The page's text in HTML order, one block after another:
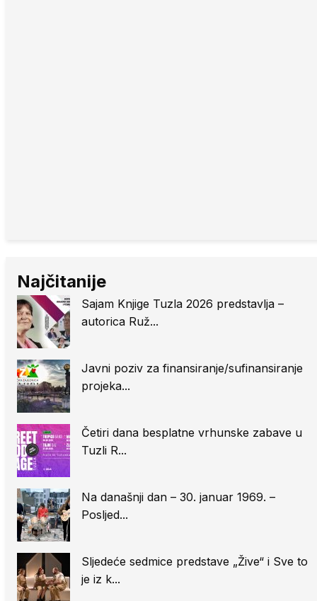
Najčitanije
Sajam Knjige Tuzla 2026 predstavlja –
autorica Ruž...
Javni poziv za finansiranje/sufinansiranje
projeka...
Četiri dana besplatne vrhunske zabave u
Tuzli R...
Na današnji dan – 30. januar 1969. –
Posljed...
Sljedeće sedmice predstave „Žive“ i Sve to
je iz k...